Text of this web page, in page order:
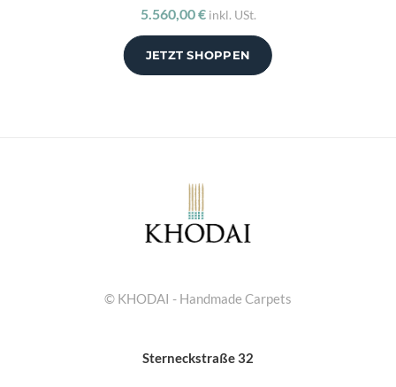
JETZT SHOPPEN
5.560,00 € inkl. USt.
© KHODAI - Handmade Carpets
Sterneckstraße 32